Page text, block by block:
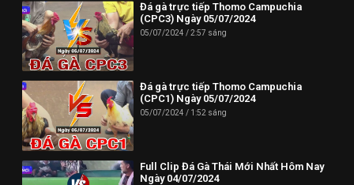
Đá gà trực tiếp Thomo Campuchia
(CPC3) Ngày 05/07/2024
05/07/2024 2:57 sáng
Đá gà trực tiếp Thomo Campuchia
(CPC1) Ngày 05/07/2024
05/07/2024 1:52 sáng
Full Clip Đá Gà Thái Mới Nhất Hôm Nay
Ngày 04/07/2024